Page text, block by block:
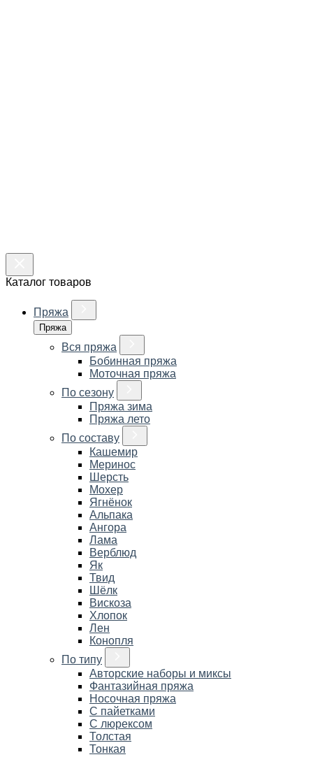
Каталог товаров
Пряжа
Пряжа
Вся пряжа
Бобинная пряжа
Моточная пряжа
По сезону
Пряжа зима
Пряжа лето
По составу
Кашемир
Меринос
Шерсть
Мохер
Ягнёнок
Альпака
Ангора
Лама
Верблюд
Як
Твид
Шёлк
Вискоза
Хлопок
Лен
Конопля
По типу
Авторские наборы и миксы
Фантазийная пряжа
Носочная пряжа
С пайетками
С люрексом
Толстая
Тонкая